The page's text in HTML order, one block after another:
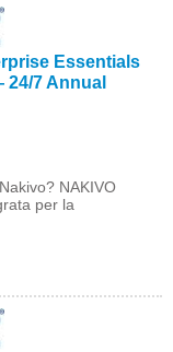
Essentials
24/7 Annual
NAKIVO
per la